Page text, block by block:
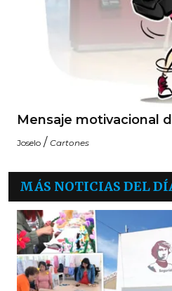
Mensaje motivacional
Joselo / Cartones
MÁS NOTICIAS DEL